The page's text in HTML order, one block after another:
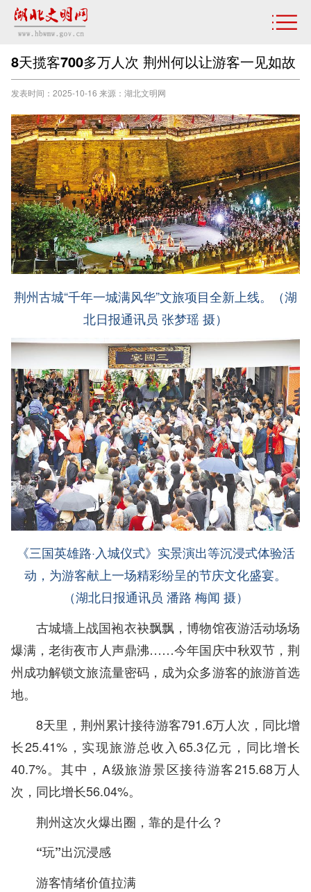
8天揽客700多万人次 荆州何以让游客一见如故
发表时间：2025-10-16 来源：湖北文明网
荆州古城“千年一城满风华”文旅项目全新上线。（湖
北日报通讯员 张梦瑶 摄）
《三国英雄路·入城仪式》实景演出等沉浸式体验活
动，为游客献上一场精彩纷呈的节庆文化盛宴。
（湖北日报通讯员 潘路 梅闻 摄）
古城墙上战国袍衣袂飘飘，博物馆夜游活动场场
爆满，老街夜市人声鼎沸……今年国庆中秋双节，荆
州成功解锁文旅流量密码，成为众多游客的旅游首选
地。
8天里，荆州累计接待游客791.6万人次，同比增
长25.41%，实现旅游总收入65.3亿元，同比增长
40.7%。其中，A级旅游景区接待游客215.68万人
次，同比增长56.04%。
荆州这次火爆出圈，靠的是什么？
“玩”出沉浸感
游客情绪价值拉满